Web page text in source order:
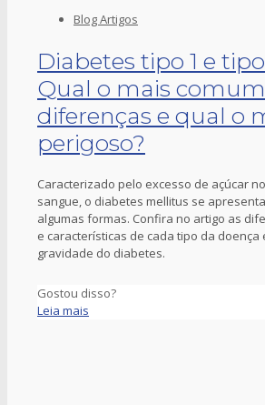
Blog Artigos
Diabetes tipo 1 e tipo
Qual o mais
diferenças e qual o
perigoso?
Caracterizado pelo excesso de açúcar no
sangue, o diabetes mellitus se
algumas formas. Confira no artigo as
e características de cada tipo da doença
gravidade do diabetes.
Gostou disso?
Leia mais